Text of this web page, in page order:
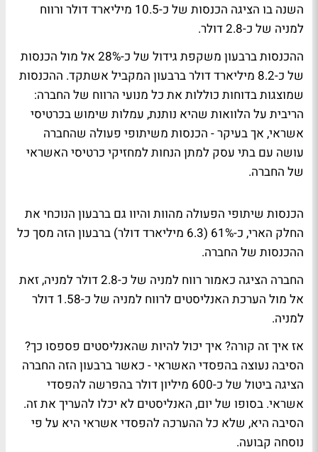
השנה בו הציגה הכנסות של כ-10.5 מיליארד דולר ורווח
למניה של כ-2.8 דולר.
ההכנסות ברבעון משקפת גידול של כ-28% אל מול הכנסות
של כ-8.2 מיליארד דולר ברבעון המקביל אשתקד. ההכנסות
שמוצגות בדוחות כוללות את כל מנועי הרווח של החברה:
הריבית על הלוואות שהיא נותנת, עמלות שימוש בכרטיסי
אשראי, אך בעיקר - הכנסות משיתופי פעולה שהחברה
עושה עם בתי עסק למתן הנחות למחזיקי כרטיסי האשראי
של החברה.
הכנסות שיתופי הפעולה מהוות והיוו גם ברבעון הנוכחי את
החלק הארי, כ-61% (6.3 מיליארד דולר) ברבעון הזה מסך כל
ההכנסות של החברה.
החברה הציגה כאמור רווח למניה של כ-2.8 דולר למניה, זאת
אל מול הערכת האנליסטים לרווח למניה של כ-1.58 דולר
למניה.
אז איך זה קורה? איך יכול להיות שהאנליסטים פספסו כך?
הסיבה נעוצה בהפסדי האשראי - כאשר ברבעון הזה החברה
הציגה ביטול של כ-600 מיליון דולר בהפרשה להפסדי
אשראי. בסופו של יום, האנליסטים לא יכלו להעריך את זה.
הסיבה היא, שלא כל ההערכה להפסדי אשראי היא על פי
נוסחה קבועה.